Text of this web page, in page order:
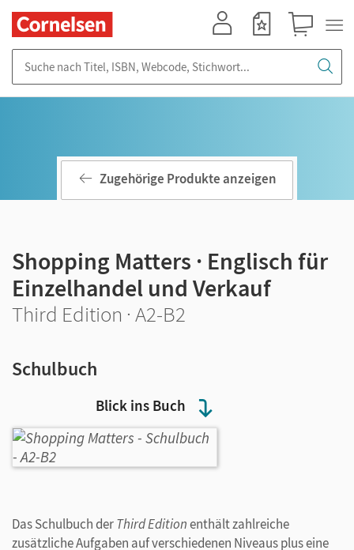
Blick ins Buch
Zugehörige Produkte anzeigen
Shopping Matters · Englisch für
Einzelhandel und Verkauf
Third Edition · A2-B2
Schulbuch
Das Schulbuch derThird Editionenthält zahlreiche
zusätzliche Aufgaben auf verschiedenen Niveaus plus eine